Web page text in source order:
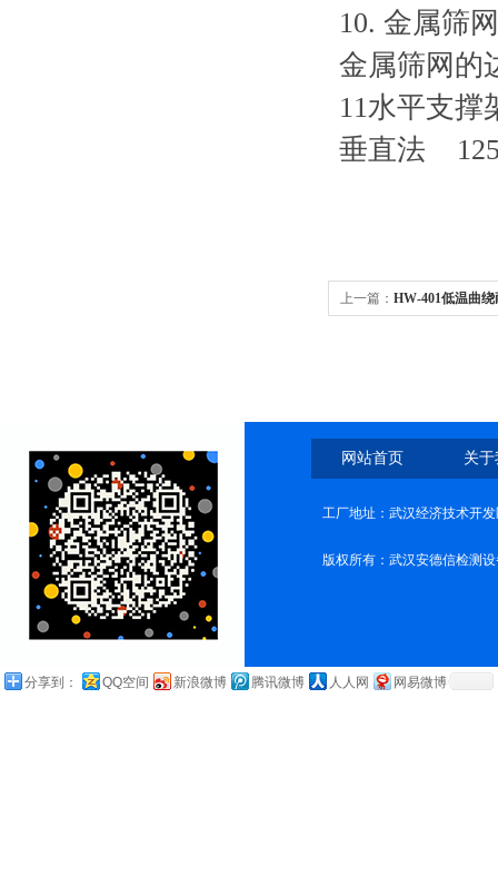
10. 金属筛
金属筛网的
11水平支撑
垂直法
上一篇： HW-401低温曲
网站首页 关
工厂地址：武汉经济技术开
版权所有：武汉安德信检测
分享到： QQ空间 新浪微博 腾讯微博 人人网 网易微博